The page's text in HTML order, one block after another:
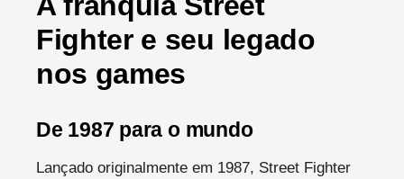
Fighter e seu legado
nos games
De 1987 para o mundo
Lançado originalmente em 1987, Street Fighter